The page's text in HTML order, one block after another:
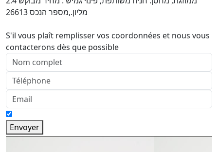
מליון.,מספר הנכס 26613
S'il vous plaît remplisser vos coordonnées et nous vous
contacterons dès que possible
Envoyer